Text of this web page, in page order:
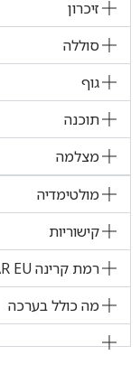
זיכרון
סוללה
גוף
תוכנה
מצלמה
מולטימדיה
קישוריות
רמת קרינה SAR EU
מה כולל בערכה